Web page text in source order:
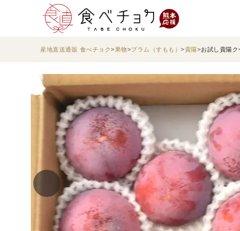
産地直送通販 食べチョク 果物 プラム（すもも） 貴陽 お試し貴陽